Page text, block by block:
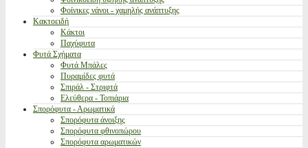
Φοίνικες νάνοι - χαμηλής ανάπτυξης
Κακτοειδή
Κάκτοι
Παχύφυτα
Φυτά Σχήματα
Φυτά Μπάλες
Πυραμίδες φυτά
Σπιράλ - Στριφτά
Ελεύθερα - Τοπιάρια
Σπορόφυτα - Αρωματικά
Σπορόφυτα άνοιξης
Σπορόφυτα φθινοπώρου
Σπορόφυτα αρωματικών